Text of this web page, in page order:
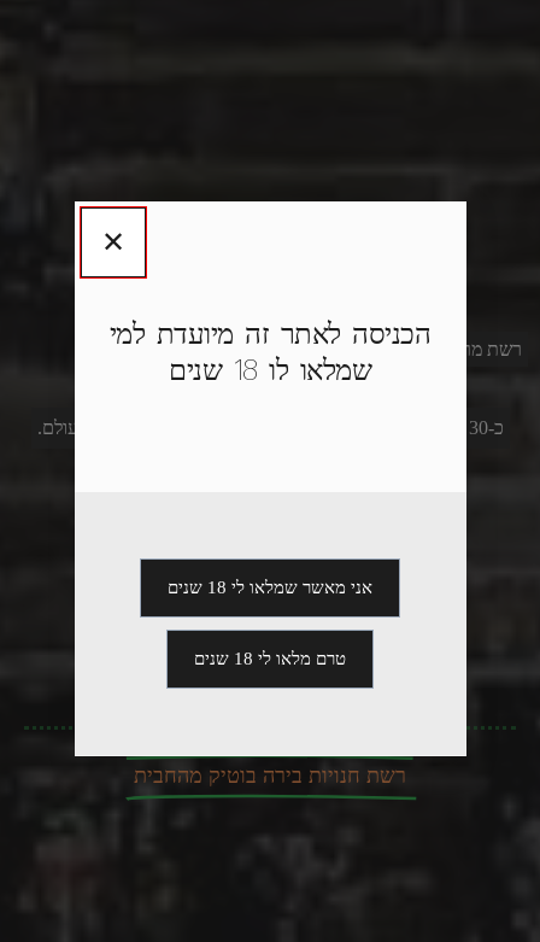
רשת מרכולים בירה בוטיק מהחבית הראשונה מסוגה בארץ
בסגנון בר-חנות ובאווירה של חו"ל.
כ-30 סוגי בירה טריה מהחבית ממבשלות מובילות מהארץ והעולם.
רשת חנויות בירה בוטיק מהחבית
✕
הכניסה לאתר זה מיועדת למי
שמלאו לו 18 שנים
אני מאשר שמלאו לי 18 שנים
טרם מלאו לי 18 שנים